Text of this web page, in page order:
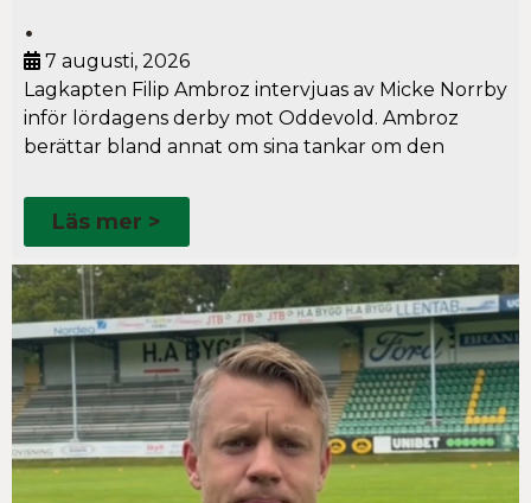
•
7 augusti, 2026
Lagkapten Filip Ambroz intervjuas av Micke Norrby
inför lördagens derby mot Oddevold. Ambroz
berättar bland annat om sina tankar om den
Läs mer >